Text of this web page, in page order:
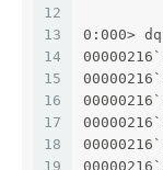
12
13
14
15
16
17
18
19
0:000>